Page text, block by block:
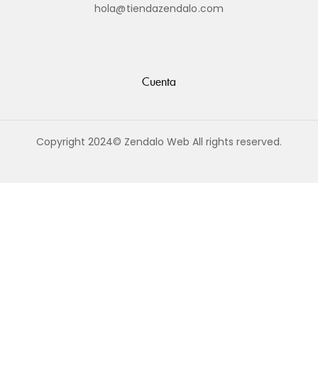
hola@tiendazendalo.com
Cuenta
Copyright 2024© Zendalo Web All rights reserved.